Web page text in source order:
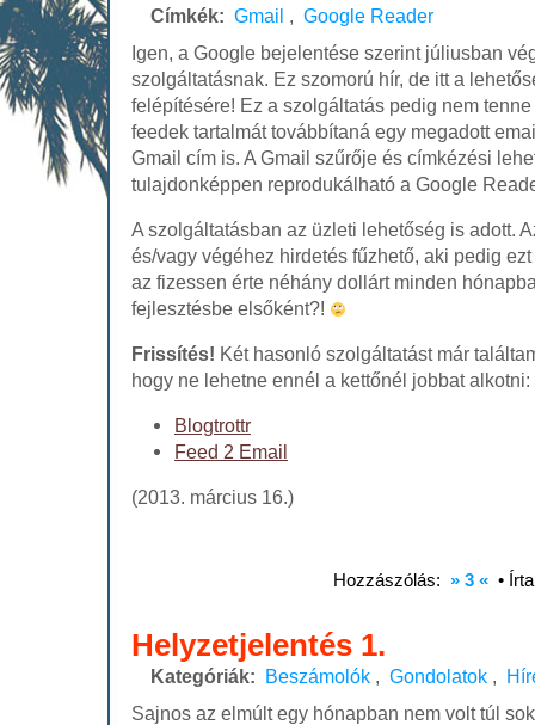
Címkék: Gmail , Google Reader
Igen, a Google bejelentése szerint júliusban
szolgáltatásnak. Ez szomorú hír, de itt a
felépítésére! Ez a szolgáltatás pedig nem
feedek tartalmát továbbítaná egy megadott
Gmail cím is. A Gmail szűrője és címkézési
tulajdonképpen reprodukálható a Google
A szolgáltatásban az üzleti lehetőség is adott.
és/vagy végéhez hirdetés fűzhető, aki pedig
az fizessen érte néhány dollárt minden
fejlesztésbe elsőként?!
Frissítés! Két hasonló szolgáltatást már
hogy ne lehetne ennél a kettőnél jobbat alkotni:
Blogtrottr
Feed 2 Email
(2013. március 16.)
Hozzászólás: » 3 « •
Helyzetjelentés 1.
Kategóriák: Beszámolók , Gondolatok ,
Sajnos az elmúlt egy hónapban nem volt túl